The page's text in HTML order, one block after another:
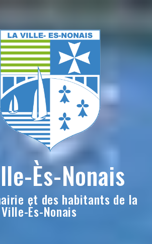
Ès-Nonais
et des habitants de la
Ville-Ès-Nonais